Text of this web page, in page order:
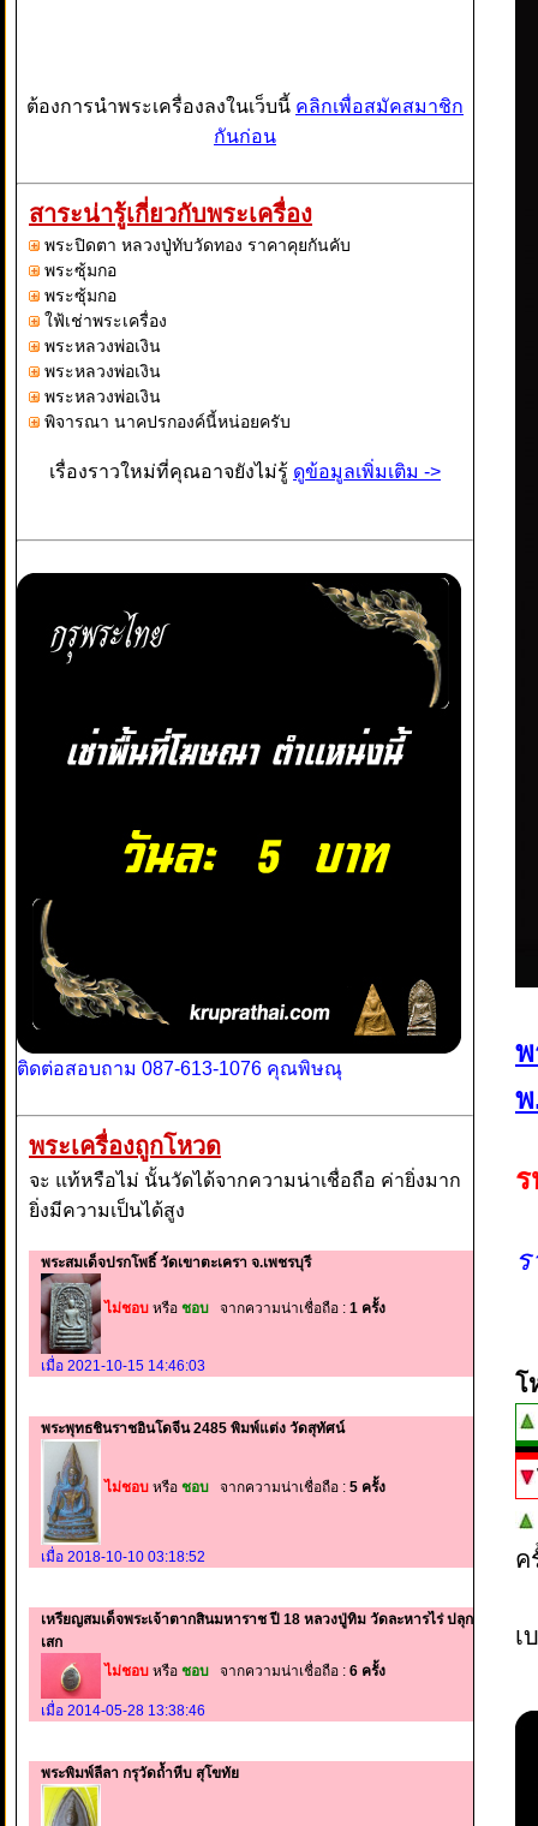
ต้องการนำพระเครื่องลงในเว็บนี้ คลิกเพื่อสมัคสมาชิก
กันก่อน
สาระน่ารู้เกี่ยวกับพระเครื่อง
พระปิดตา หลวงปู่ทับวัดทอง ราคาคุยกันคับ
พระซุ้มกอ
พระซุ้มกอ
ใฟ้เช่าพระเครื่อง
พระหลวงพ่อเงิน
พระหลวงพ่อเงิน
พระหลวงพ่อเงิน
พิจารณา นาคปรกองค์นี้หน่อยครับ
เรื่องราวใหม่ที่คุณอาจยังไม่รู้ ดูข้อมูลเพิ่มเติม ->
ติดต่อสอบถาม 087-613-1076 คุณพิษณุ
พระเครื่องถูกโหวด
จะ แท้หรือไม่ นั้นวัดได้จากความน่าเชื่อถือ ค่ายิ่งมาก
ยิ่งมีความเป็นได้สูง
พระสมเด็จปรกโพธิ์ วัดเขาตะเครา จ.เพชรบุรี
ไม่ชอบ หรือ ชอบ จากความน่าเชื่อถือ : 1 ครั้ง
เมื่อ 2021-10-15 14:46:03
พระพุทธชินราชอินโดจีน 2485 พิมพ์แต่ง วัดสุทัศน์
ไม่ชอบ หรือ ชอบ จากความน่าเชื่อถือ : 5 ครั้ง
เมื่อ 2018-10-10 03:18:52
เหรียญสมเด็จพระเจ้าตากสินมหาราช ปี 18 หลวงปู่ทิม วัดละหารไร่ ปลุก
เสก
ไม่ชอบ หรือ ชอบ จากความน่าเชื่อถือ : 6 ครั้ง
เมื่อ 2014-05-28 13:38:46
พระพิมพ์ลีลา กรุวัดถ้ำหีบ สุโขทัย
พ
พ
โ
เ